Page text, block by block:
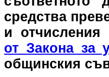
средства
и отчисления
от Закона за
общинския